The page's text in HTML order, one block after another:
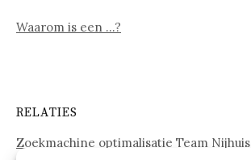
Waarom is een …?
RELATIES
Zoekmachine optimalisatie Team Nijhuis